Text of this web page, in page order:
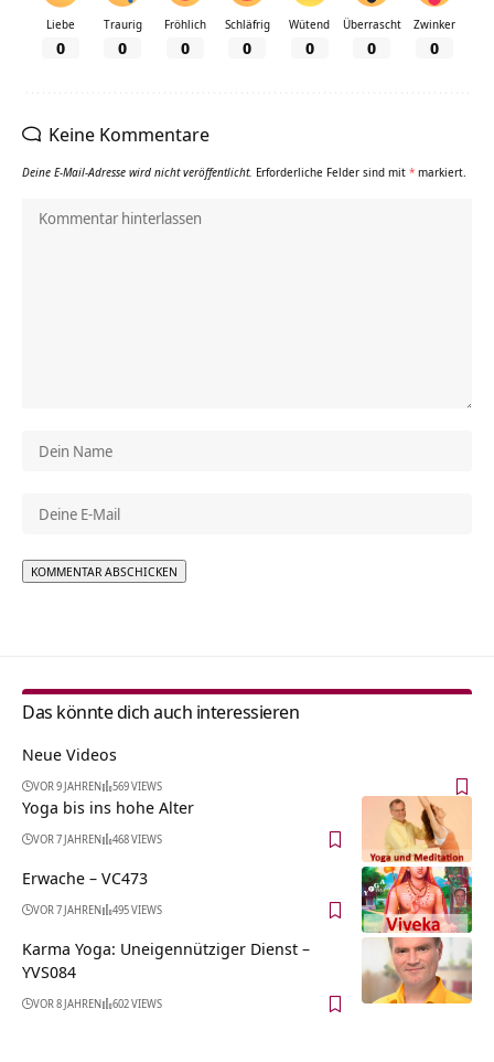
Liebe
0
Traurig
0
Fröhlich
0
Schläfrig
0
Wütend
0
Überrascht
0
Zwinker
0
Keine Kommentare
Deine E-Mail-Adresse wird nicht veröffentlicht. Erforderliche Felder sind mit * markiert.
Das könnte dich auch interessieren
Neue Videos
VOR 9 JAHREN 569 VIEWS
Yoga bis ins hohe Alter
VOR 7 JAHREN 468 VIEWS
Erwache – VC473
VOR 7 JAHREN 495 VIEWS
Karma Yoga: Uneigennütziger Dienst –
YVS084
VOR 8 JAHREN 602 VIEWS